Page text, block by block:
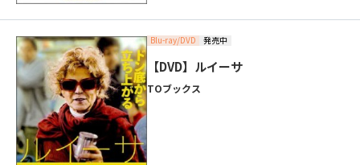
Blu-ray/DVD 発売中
【DVD】ルイーサ
TOブックス